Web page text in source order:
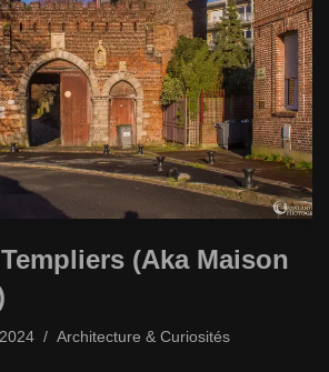
(Aka Maison
Architecture & Curiosités